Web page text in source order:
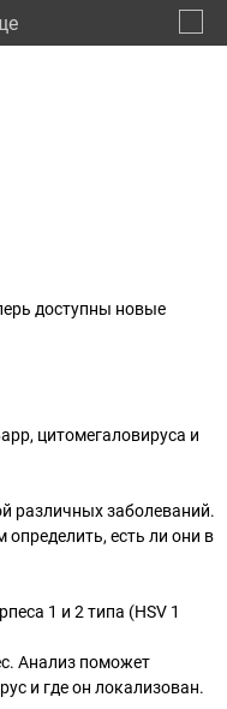
доступны новые
цитомегаловируса и
различных заболеваний.
есть ли они в
1 и 2 типа (HSV 1
Анализ поможет
и где он локализован.